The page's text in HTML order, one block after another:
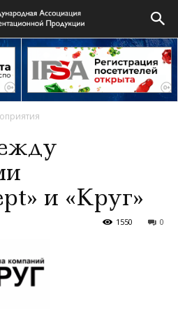
и «Круг»
0
1550